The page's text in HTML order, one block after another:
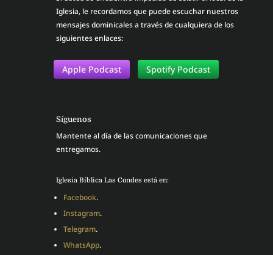
Iglesia, le recordamos que puede escuchar nuestros
mensajes dominicales a través de cualquiera de los
siguientes enlaces:
Apple Podcast Spotify Podcast
Síguenos
Mantente al día de las comunicaciones que
entregamos.
Iglesia Bíblica Las Condes está en:
Facebook.
Instagram.
Telegram.
WhatsApp.